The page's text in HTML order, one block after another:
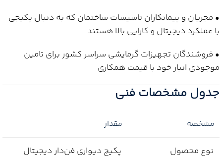
• مجریان و پیمانکاران تاسیسات ساختمان که به دنبال پکیجی
با عملکرد دیجیتال و کارایی بالا هستند
• فروشندگان تجهیزات گرمایشی سراسر کشور برای تامین
موجودی انبار خود با قیمت همکاری
جدول مشخصات فنی
مشخصه مقدار
نوع محصول پکیج دیواری فن‌دار دیجیتال